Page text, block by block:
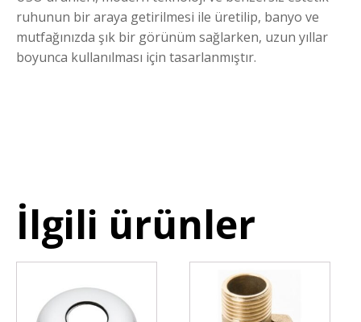
ruhunun bir araya getirilmesi ile üretilip, banyo ve
mutfağınızda şık bir görünüm sağlarken, uzun yıllar
boyunca kullanılması için tasarlanmıştır.
İlgili ürünler